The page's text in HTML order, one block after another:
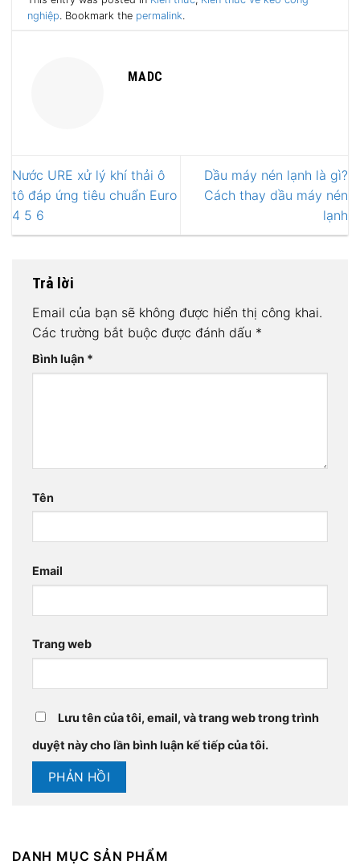
nghiệp. Bookmark the permalink.
MADC
Nước URE xử lý khí thải ô
tô đáp ứng tiêu chuẩn Euro
4 5 6
Dầu máy nén lạnh là gì?
Cách thay dầu máy nén
lạnh
Trả lời
Email của bạn sẽ không được hiển thị công khai.
Các trường bắt buộc được đánh dấu *
Bình luận *
Tên
Email
Trang web
Lưu tên của tôi, email, và trang web trong trình
duyệt này cho lần bình luận kế tiếp của tôi.
DANH MỤC SẢN PHẨM